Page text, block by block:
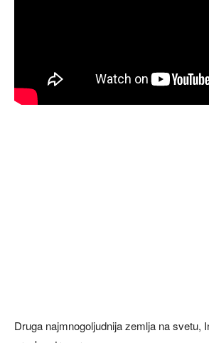
Druga najmnogoljudnija zemlja na svetu,